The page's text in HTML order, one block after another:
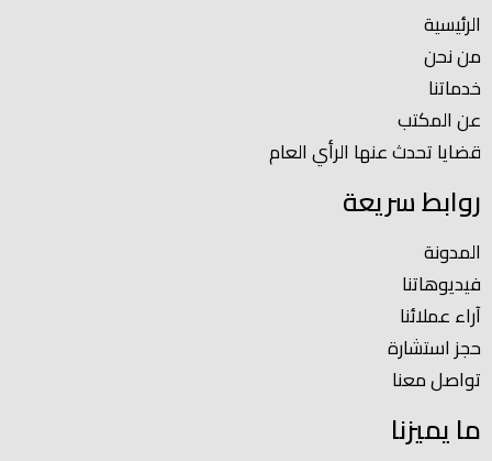
الرئيسية
من نحن
خدماتنا
عن المكتب
قضايا تحدث عنها الرأي العام
روابط سريعة
المدونة
فيديوهاتنا
آراء عملائنا
حجز استشارة
تواصل معنا
ما يميزنا